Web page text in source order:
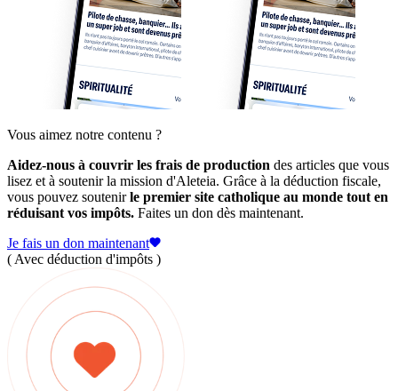
Vous aimez notre contenu ?
Aidez-nous à couvrir les frais de production des articles que vous
lisez et à soutenir la mission d'Aleteia. Grâce à la déduction fiscale,
vous pouvez soutenirle premier site catholique au monde tout en
réduisant vos impôts. Faites un don dès maintenant.
Je fais un don maintenant
( Avec déduction d'impôts )